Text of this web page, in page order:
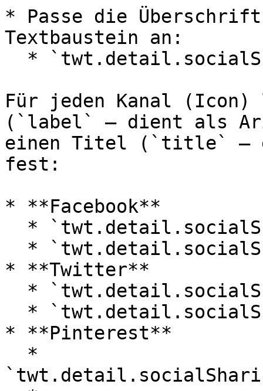
* Passe die
Textbaustein an:
Für jeden Kanal (Icon)
(`label` – dient als
einen Titel (`title` –
fest:
* **Facebook**
* **Twitter**
* **Pinterest**